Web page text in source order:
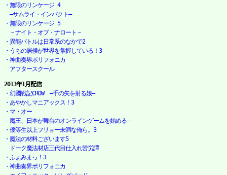
・無限のリンケージ 4
―サムライ・インパクト―
・無限のリンケージ 5
－ナイト・オブ・ナロート－
・異能バトルは日常系のなかで2
・うちの居候が世界を掌握している！3
・神曲奏界ポリフォニカ
アフタースクール
2013年1月配信
・幻國戦記CROW　―千の矢を射る娘―
・あやかしマニアックス！3
・マ・オー
－魔王、日本が舞台のオンラインゲームを始める－
・優等生以上フリョー未満な俺ら。3
・魔法の材料ございます5
ドーク魔法材店三代目仕入れ苦労譚
・ふぁみまっ！3
・神曲奏界ポリフォニカ